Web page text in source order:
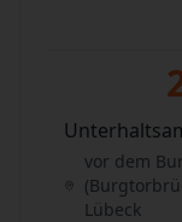
vor dem
Lübeck